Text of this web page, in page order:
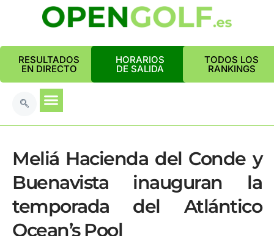
RESULTADOS
EN DIRECTO
HORARIOS
DE SALIDA
TODOS LOS
RANKINGS
Meliá Hacienda del Conde y
Buenavista inauguran la
temporada del Atlántico
Ocean’s Pool